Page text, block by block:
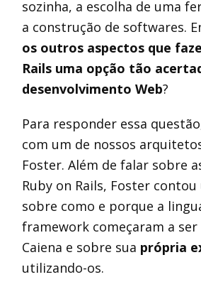
sozinha, a escolha de uma
a construção de softwares.
os outros aspectos que
Rails uma opção tão
desenvolvimento Web?
Para responder essa
com um de nossos
Foster. Além de falar sobre
Ruby on Rails, Foster
sobre como e porque a
framework começaram a ser
Caiena e sobre sua própria
utilizando-os.